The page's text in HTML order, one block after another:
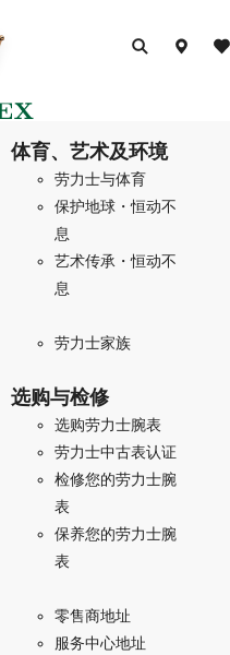
体育、艺术及环境
劳力士与体育
保护地球・恒动不
息
艺术传承・恒动不
息
劳力士家族
选购与检修
选购劳力士腕表
劳力士中古表认证
检修您的劳力士腕
表
保养您的劳力士腕
表
零售商地址
服务中心地址